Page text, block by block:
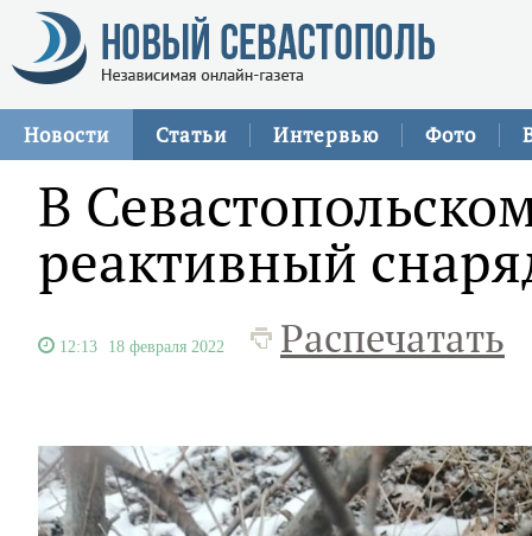
Новости Статьи Интервью Фото
В
реактивный
12:13 18 февраля 2022 Распечатать